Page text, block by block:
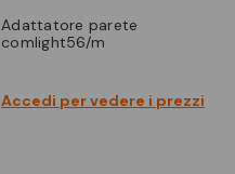
adattatore parete
comlight56/m
Accedi per vedere i prezzi